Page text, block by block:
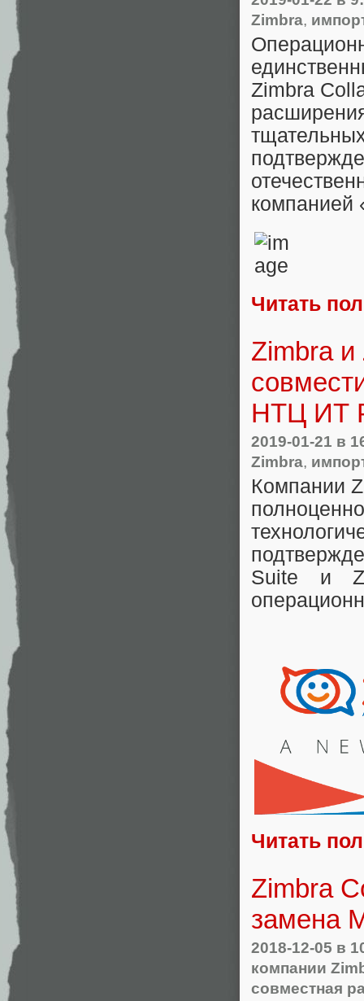
Zimbra,
Zimbra
Читать
Zimbra
НТЦ ИТ
2019-01-21 в
Zimbra,
Компании
Suite и
Читать
Zimbra
замена
2018-12-05 в
компании
совместная